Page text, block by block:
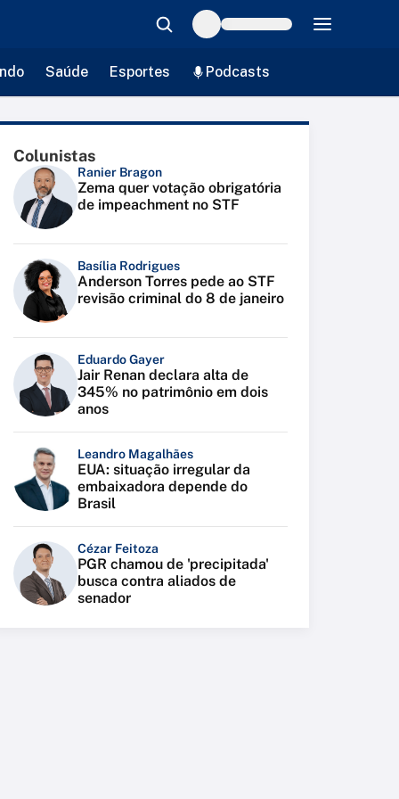
Saúde Esportes Podcasts
Colunistas
Ranier Bragon
Zema quer votação obrigatória
de impeachment no STF
Basília Rodrigues
Anderson Torres pede ao STF
revisão criminal do 8 de janeiro
Eduardo Gayer
Jair Renan declara alta de
345% no patrimônio em dois
anos
Leandro Magalhães
EUA: situação irregular da
embaixadora depende do
Brasil
Cézar Feitoza
PGR chamou de 'precipitada'
busca contra aliados de
senador